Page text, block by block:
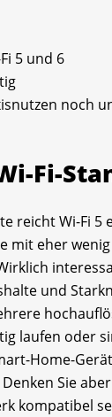
5 und 6
noch
Fi-
reicht Wi-Fi 5
mit eher
und
laufen oder
Home-
Sie
kompatibel